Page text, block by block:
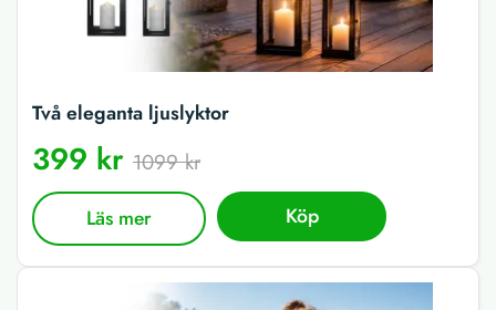
Två eleganta ljuslyktor
399 kr 1099 kr
Läs mer Köp